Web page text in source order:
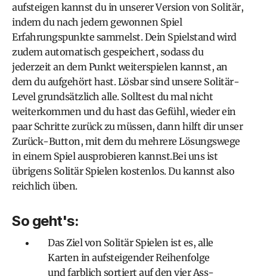
aufsteigen kannst du in unserer Version von Solitär,
indem du nach jedem gewonnen Spiel
Erfahrungspunkte sammelst. Dein Spielstand wird
zudem automatisch gespeichert, sodass du
jederzeit an dem Punkt weiterspielen kannst, an
dem du aufgehört hast. Lösbar sind unsere Solitär-
Level grundsätzlich alle. Solltest du mal nicht
weiterkommen und du hast das Gefühl, wieder ein
paar Schritte zurück zu müssen, dann hilft dir unser
Zurück-Button, mit dem du mehrere Lösungswege
in einem Spiel ausprobieren kannst.Bei uns ist
übrigens Solitär Spielen kostenlos. Du kannst also
reichlich üben.
So geht's:
Das Ziel von Solitär Spielen ist es, alle
Karten in aufsteigender Reihenfolge
und farblich sortiert auf den vier Ass-